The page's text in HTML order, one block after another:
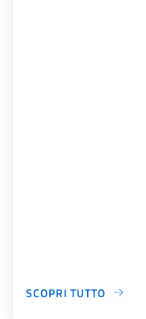
SCOPRI TUTTO